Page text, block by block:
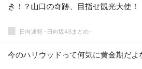
き！？山口の奇跡、目指せ観光大使！
日向速報 -日向坂46まとめ-
今のハリウッドって何気に黄金期だよ